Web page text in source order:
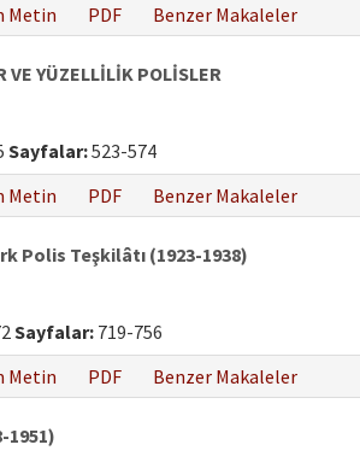
Metin PDF Benzer Makaleler
VE YÜZELLİLİK POLİSLER
Sayfalar:523-574
Metin PDF Benzer Makaleler
Polis Teşkilâtı (1923-1938)
Sayfalar: 719-756
Metin PDF Benzer Makaleler
1951)